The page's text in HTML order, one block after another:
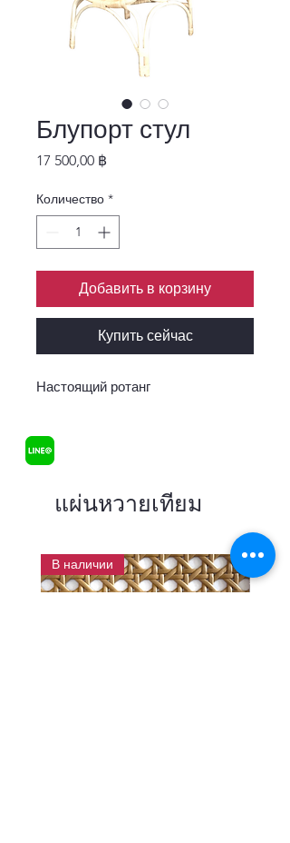
Блупорт стул
17 500,00 ฿
Количество *
Добавить в корзину
Купить сейчас
Настоящий ротанг
แผ่นหวายเทียม
В наличии